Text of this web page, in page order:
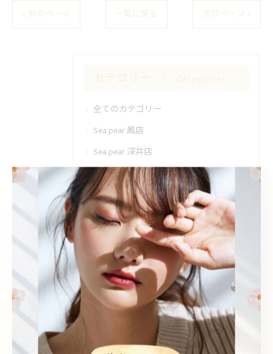
< 前のページ 一覧に戻る 次のページ >
カテゴリー Categories
全てのカテゴリー
Sea pear 鳳店
Sea pear 深井店
韓国風
個室
エクステ
眉毛ワックス
学割
Recent Posts